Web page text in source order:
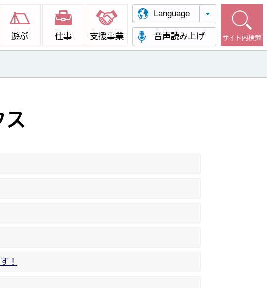
遊ぶ 仕事 支援事業
Language
音声読み上げ サイト内検索
ス
！